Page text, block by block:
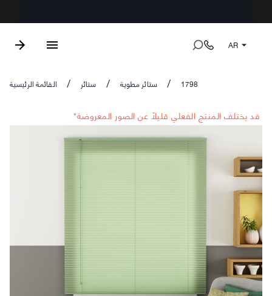
AR
القائمة الرئيسية / ستائر / ستائر مطوية / 1798
*قد يختلف المنتج الفعلي قليلاً عن الصور المعروضة